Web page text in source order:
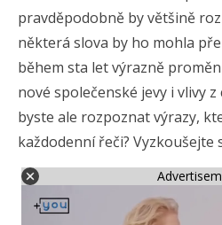
pravděpodobně by většině
některá slova by ho mohla
během sta let výrazně
nové společenské jevy i vlivy
byste ale rozpoznat výrazy,
každodenní řeči? Vyzkoušejte